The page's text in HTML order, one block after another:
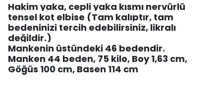
Hakim yaka, cepli yaka kısmı nervürlü
tensel kot elbise (Tam kalıptır, tam
bedeninizi tercih edebilirsiniz, likralı
değildir.)
Mankenin üstündeki 46 bedendir.
Manken 44 beden, 75 kilo, Boy 1,63 cm,
Göğüs 100 cm, Basen 114 cm